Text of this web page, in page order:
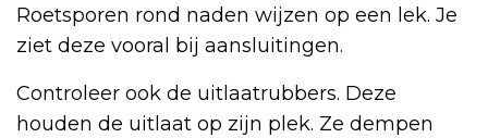
Roetsporen rond naden wijzen op een lek. Je
ziet deze vooral bij aansluitingen.
Controleer ook de uitlaatrubbers. Deze
houden de uitlaat op zijn plek. Ze dempen